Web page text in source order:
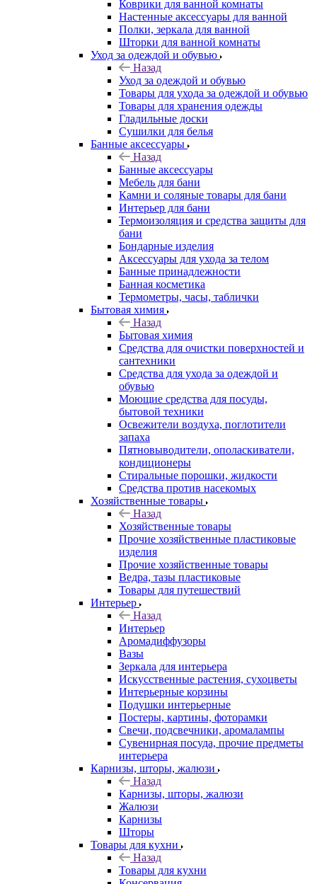
Коврики для ванной комнаты
Настенные аксессуары для ванной
Полки, зеркала для ванной
Шторки для ванной комнаты
Уход за одеждой и обувью
Назад
Уход за одеждой и обувью
Товары для ухода за одеждой и обувью
Товары для хранения одежды
Гладильные доски
Сушилки для белья
Банные аксессуары
Назад
Банные аксессуары
Мебель для бани
Камни и соляные товары для бани
Интерьер для бани
Термоизоляция и средства защиты для
бани
Бондарные изделия
Аксеcсуары для ухода за телом
Банные принадлежности
Банная косметика
Термометры, часы, таблички
Бытовая химия
Назад
Бытовая химия
Средства для очистки поверхностей и
сантехники
Средства для ухода за одеждой и
обувью
Моющие средства для посуды,
бытовой техники
Освежители воздуха, поглотители
запаха
Пятновыводители, ополаскиватели,
кондиционеры
Стиральные порошки, жидкости
Средства против насекомых
Хозяйственные товары
Назад
Хозяйственные товары
Прочие хозяйственные пластиковые
изделия
Прочие хозяйственные товары
Ведра, тазы пластиковые
Товары для путешествий
Интерьер
Назад
Интерьер
Аромадиффузоры
Вазы
Зеркала для интерьера
Искусственные растения, сухоцветы
Интерьерные корзины
Подушки интерьерные
Постеры, картины, фоторамки
Свечи, подсвечники, аромалампы
Сувенирная посуда, прочие предметы
интерьера
Карнизы, шторы, жалюзи
Назад
Карнизы, шторы, жалюзи
Жалюзи
Карнизы
Шторы
Товары для кухни
Назад
Товары для кухни